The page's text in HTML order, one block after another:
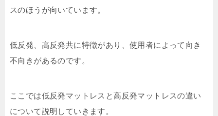
スのほうが向いています。
低反発、高反発共に特徴があり、使用者によって向き
不向きがあるのです。
ここでは低反発マットレスと高反発マットレスの違い
について説明していきます。